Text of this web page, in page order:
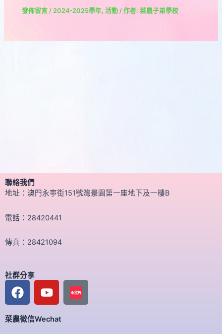
發佈留言 /2024-2025學年,活動 / 作者:菜農子弟學校
聯絡我們
地址：澳門永寧街151號灣景園第一座地下及一樓B
電話：28420441
傳真：28421094
社群分享
F
a
e
Y
o
t
菜農微信Wechat